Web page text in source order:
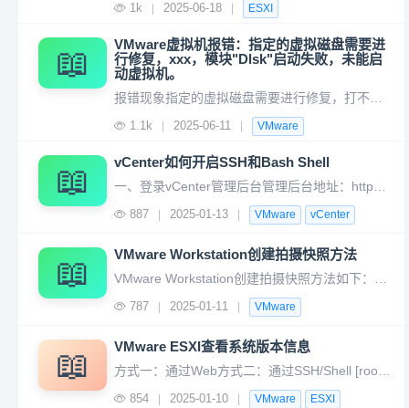
1k 2025-06-18 ESXI
📖
VMware虚拟机报错：指定的虚拟磁盘需要进
行修复，xxx，模块"Dlsk"启动失败，未能启
动虚拟机。
1.1k 2025-06-11 VMware
📖 vCenter如何开启SSH和Bash Shell
887 2025-01-13 VMware vCenter
📖 VMware Workstation创建拍摄快照方法
787 2025-01-11 VMware
📖 VMware ESXI查看系统版本信息
854 2025-01-10 VMware ESXI